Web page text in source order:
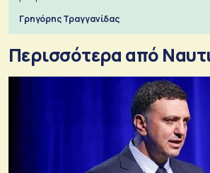
Γρηγόρης Τραγγανίδας
Περισσότερα από